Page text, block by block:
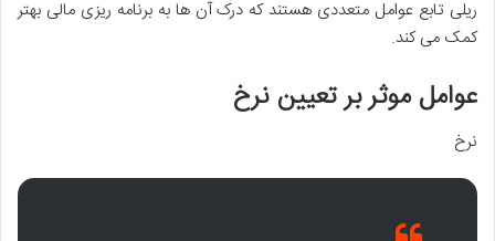
ریلی تابع عوامل متعددی هستند که درک آن ها به برنامه ریزی مالی بهتر
کمک می کند.
عوامل موثر بر تعیین نرخ
نرخ